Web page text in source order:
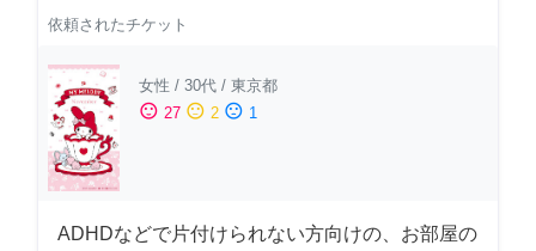
依頼されたチケット
女性 / 30代 / 東京都
sentiment_satisfied 27 sentiment_neutral 2 sentiment_dissatisfied 1
ADHDなどで片付けられない方向けの、お部屋の